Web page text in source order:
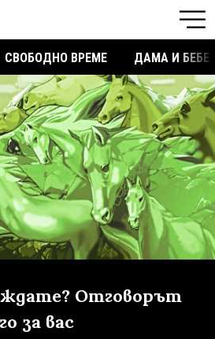
СВОБОДНО ВРЕМЕ ДАМА И БЕБЕ
Отговорът
за вас